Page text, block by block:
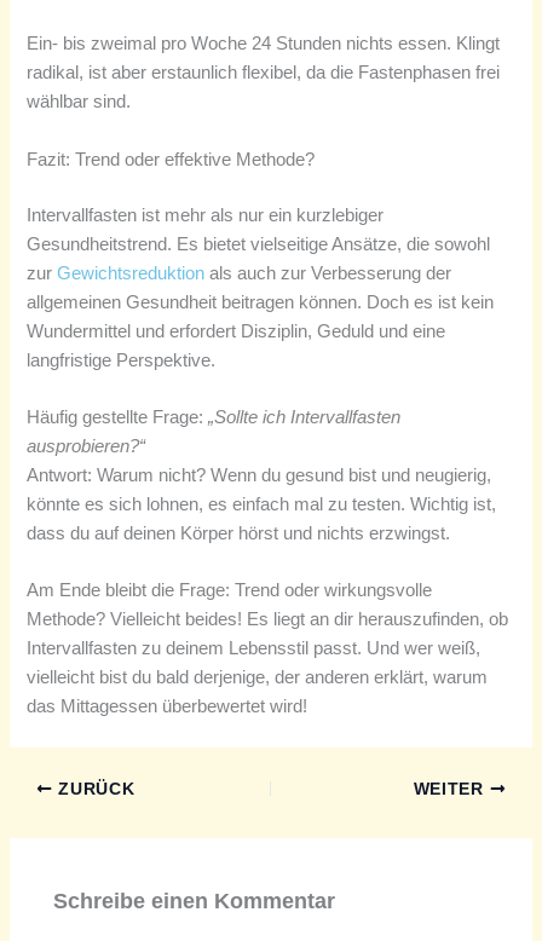
Ein- bis zweimal pro Woche 24 Stunden nichts essen. Klingt
radikal, ist aber erstaunlich flexibel, da die Fastenphasen frei
wählbar sind.
Fazit: Trend oder effektive Methode?
Intervallfasten ist mehr als nur ein kurzlebiger
Gesundheitstrend. Es bietet vielseitige Ansätze, die sowohl
zurGewichtsreduktion als auch zur Verbesserung der
allgemeinen Gesundheit beitragen können. Doch es ist kein
Wundermittel und erfordert Disziplin, Geduld und eine
langfristige Perspektive.
Häufig gestellte Frage:„Sollte ich Intervallfasten
ausprobieren?“
Antwort: Warum nicht? Wenn du gesund bist und neugierig,
könnte es sich lohnen, es einfach mal zu testen. Wichtig ist,
dass du auf deinen Körper hörst und nichts erzwingst.
Am Ende bleibt die Frage: Trend oder wirkungsvolle
Methode? Vielleicht beides! Es liegt an dir herauszufinden, ob
Intervallfasten zu deinem Lebensstil passt. Und wer weiß,
vielleicht bist du bald derjenige, der anderen erklärt, warum
das Mittagessen überbewertet wird!
ZURÜCK WEITER
Schreibe einen Kommentar